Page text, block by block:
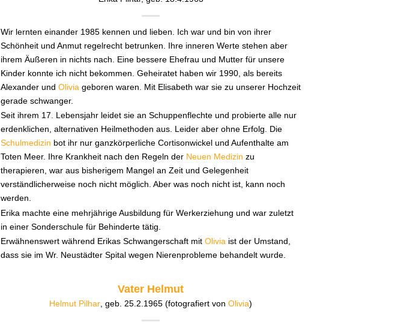
Wir lernten einander 1985 kennen und lieben. Ich war und bin von ihrer
Schönheit und Anmut regelrecht betrunken. Ihre inneren Werte stehen aber
ihrem Äußeren in nichts nach. Eine bessere Ehefrau und Mutter für unsere
Kinder konnte ich nicht bekommen. Geheiratet haben wir 1990, als bereits
Alexander und Olivia geboren waren. Mit Elisabeth war sie zu unserer Hochzeit
gerade schwanger.
Seit ihrem 17. Lebensjahr leidet sie an Schuppenflechte und probierte alle nur
erdenklichen, alternativen Heilmethoden aus. Leider aber ohne Erfolg. Die
Schulmedizin bot ihr nur ganzkörperliche Cortisonwickel und Aufenthalte am
Toten Meer. Ihre Krankheit nach den Regeln der Neuen Medizin zu
therapieren, war aus bisherigem Mangel an Zeit und Gelegenheit
verständlicherweise noch nicht möglich. Aber was noch nicht ist, kann noch
werden.
Erika machte eine mehrjährige Ausbildung für Werkerziehung und war zuletzt
in einer Sonderschule für Behinderte tätig.
Erwähnenswert während Erikas Schwangerschaft mit Olivia ist der Umstand,
dass sie im Wr. Neustädter Spital wegen Nierenprobleme behandelt wurde.
Vater Helmut
Helmut Pilhar, geb. 25.2.1965 (fotografiert von Olivia)